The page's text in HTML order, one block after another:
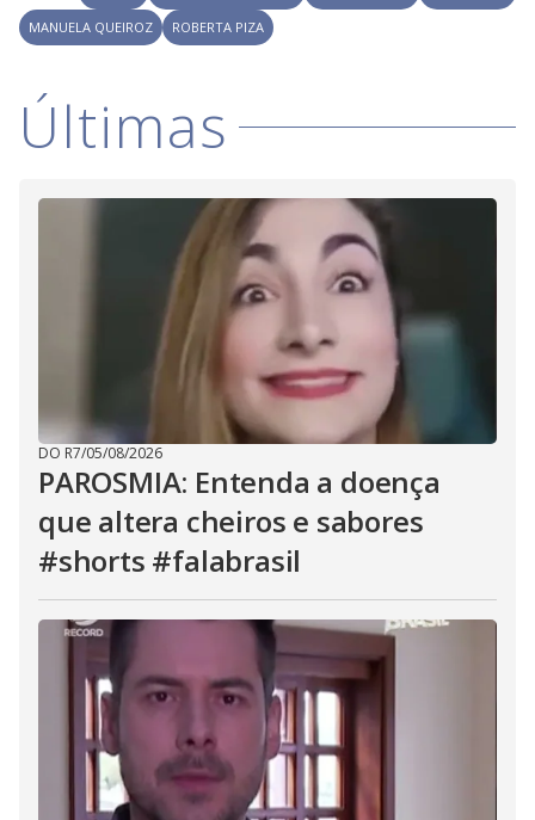
i
d
e
o
MANUELA QUEIROZ
ROBERTA PIZA
Últimas
DO R7/05/08/2026
PAROSMIA: Entenda a doença
que altera cheiros e sabores
#shorts #falabrasil